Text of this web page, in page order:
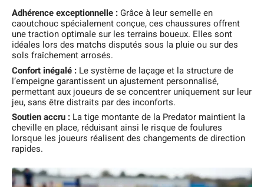
Adhérence exceptionnelle : Grâce à leur semelle en
caoutchouc spécialement conçue, ces chaussures offrent
une traction optimale sur les terrains boueux. Elles sont
idéales lors des matchs disputés sous la pluie ou sur des
sols fraîchement arrosés.
Confort inégalé : Le système de laçage et la structure de
l’empeigne garantissent un ajustement personnalisé,
permettant aux joueurs de se concentrer uniquement sur leur
jeu, sans être distraits par des inconforts.
Soutien accru : La tige montante de la Predator maintient la
cheville en place, réduisant ainsi le risque de foulures
lorsque les joueurs réalisent des changements de direction
rapides.